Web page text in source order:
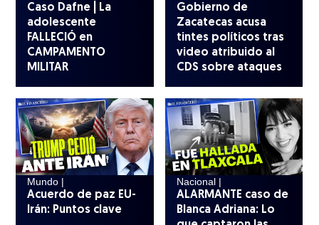
Caso Dafne | La
adolescente
FALLECIÓ en
CAMPAMENTO
MILITAR
Gobierno de
Zacatecas acusa
tintes políticos tras
video atribuido al
CDS sobre ataques
Mundo |
Acuerdo de paz EU-
Irán: Puntos clave
Nacional |
ALARMANTE caso de
Blanca Adriana: Lo